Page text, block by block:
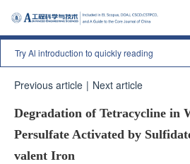
Try Al introduction to quickly reading
Previous article | Next article
Degradation of Tetracycline in
Persulfate Activated by
valent Iron